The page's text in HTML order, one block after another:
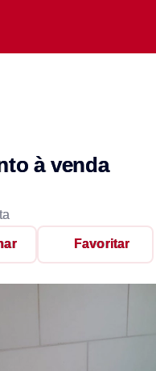
à venda
Favoritar